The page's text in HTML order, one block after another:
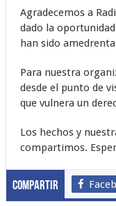
Agradecemos a
dado la
han sido
Para nuestra
desde el punto de
que vulnera un
Los hechos y
compartimos.
Compartir